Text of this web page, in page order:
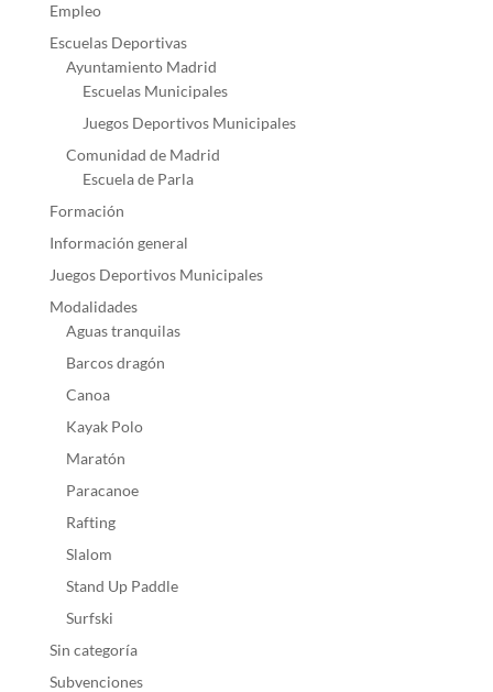
Empleo
Escuelas Deportivas
Ayuntamiento Madrid
Escuelas Municipales
Juegos Deportivos Municipales
Comunidad de Madrid
Escuela de Parla
Formación
Información general
Juegos Deportivos Municipales
Modalidades
Aguas tranquilas
Barcos dragón
Canoa
Kayak Polo
Maratón
Paracanoe
Rafting
Slalom
Stand Up Paddle
Surfski
Sin categoría
Subvenciones